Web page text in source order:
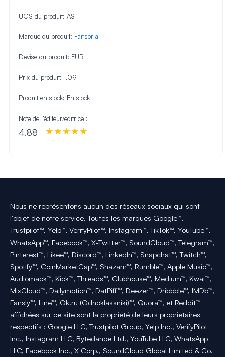
UGS du produit: AS-1
Marque du produit: Fansoria
Devise du produit: EUR
Prix du produit: 1.09
Produit en stock: En stock
Note de l’éditeur/éditrice :
4.88
Nous ne représentons aucun des réseaux sociaux qui sont
l'objet de notre service. Toutes les marques Google™,
Trustpilot™, Yelp™, VerifyPilot™, Instagram™, TikTok™, YouTube™,
WhatsApp™, Facebook™, X-Twitter™, SoundCloud™, Telegram™,
Pinterest™, Likee™, Discord™, LinkedIn™, Snapchat™, Twitch™,
Spotify™, CoinMarketCap™, Shazam™, Rumble™, Apple Music™,
Audiomack™, Kick™, Threads™, Clubhouse™, Medium™, Kwai™,
MixCloud™, Dailymotion™, DatPiff™, Deezer™, Dribbble™, IMDb™,
Fansly™, Line™, Ok.ru (Odnoklassniki)™, Quora™, et Reddit™
affichées sur ce site sont la propriété de leurs propriétaires
respectifs : Google LLC, Trustpilot Group, Yelp Inc., VerifyPilot
Inc., Instagram LLC, Bytedance Ltd., YouTube LLC, WhatsApp
LLC, Facebook Inc., X Corp., SoundCloud Global Limited & Co.